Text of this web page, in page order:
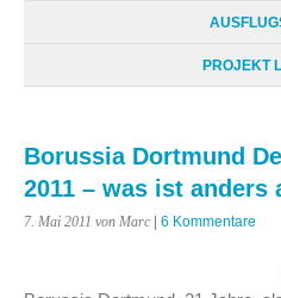
PROJEKT
Borussia Dortmund
2011 – was ist anders
7. Mai 2011 von Marc | 6 Kommentare